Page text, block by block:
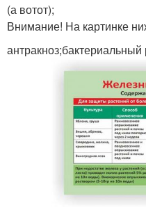
(а вотот);
Внимание! На картинке